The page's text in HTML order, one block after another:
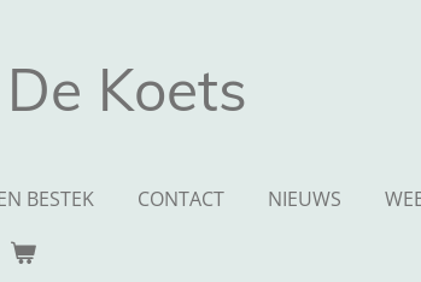
Koets
BESTEK CONTACT NIEUWS